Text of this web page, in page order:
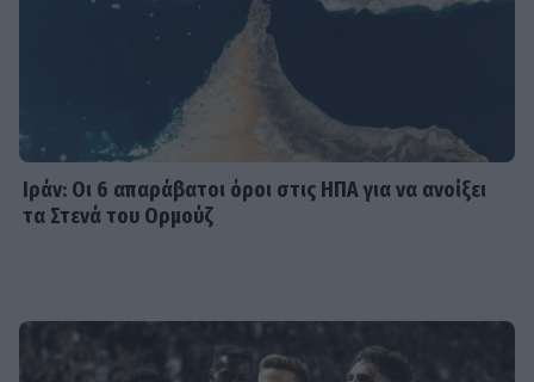
Λένα Παπαληγούρα για Άκη Πάντο:
«Ο γάμος μας είναι πολύ καλύτερος
απ’ ό,τι είχα φανταστεί»
Παπούλια σε αυτή τη φωτογραφία; Η
ανάρτηση και το μήνυμα με
αποδέκτες
Ιράν: Οι 6 απαράβατοι όροι στις ΗΠΑ για να ανοίξει
τα Στενά του Ορμούζ